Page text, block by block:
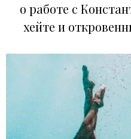
о работе с
хейте и